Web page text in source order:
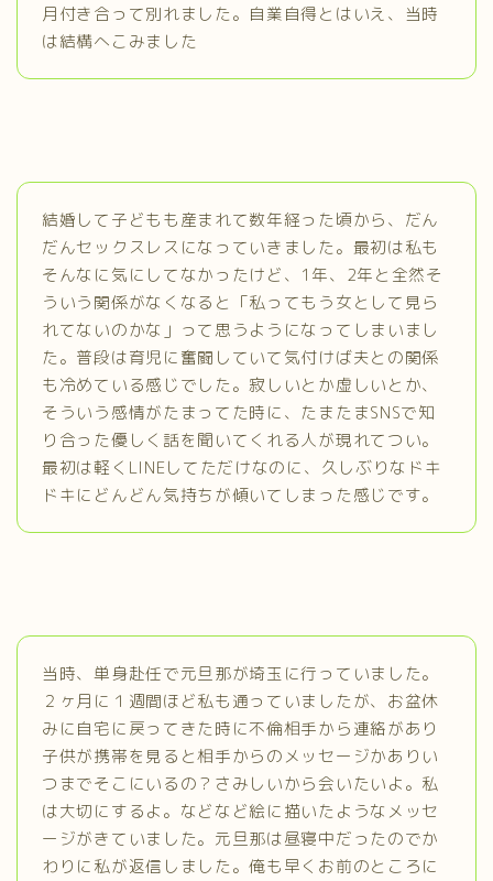
月付き合って別れました。自業自得とはいえ、当時
は結構へこみました
結婚して子どもも産まれて数年経った頃から、だん
だんセックスレスになっていきました。最初は私も
そんなに気にしてなかったけど、1年、2年と全然そ
ういう関係がなくなると「私ってもう女として見ら
れてないのかな」って思うようになってしまいまし
た。普段は育児に奮闘していて気付けば夫との関係
も冷めている感じでした。寂しいとか虚しいとか、
そういう感情がたまってた時に、たまたまSNSで知
り合った優しく話を聞いてくれる人が現れてつい。
最初は軽くLINEしてただけなのに、久しぶりなドキ
ドキにどんどん気持ちが傾いてしまった感じです。
当時、単身赴任で元旦那が埼玉に行っていました。
２ヶ月に１週間ほど私も通っていましたが、お盆休
みに自宅に戻ってきた時に不倫相手から連絡があり
子供が携帯を見ると相手からのメッセージかありい
つまでそこにいるの？さみしいから会いたいよ。私
は大切にするよ。などなど絵に描いたようなメッセ
ージがきていました。元旦那は昼寝中だったのでか
わりに私が返信しました。俺も早くお前のところに